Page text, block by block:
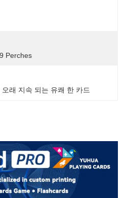
Perches
오래 지속 되는 유쾌 한 카드